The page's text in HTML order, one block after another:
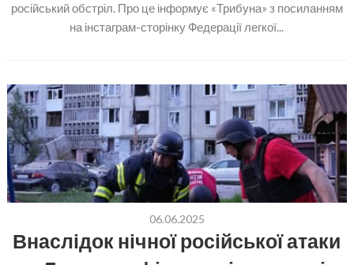
російський обстріл. Про це інформує «Трибуна» з посиланням
на інстаграм-сторінку Федерації легкої...
06.06.2025
Внаслідок нічної російської атаки